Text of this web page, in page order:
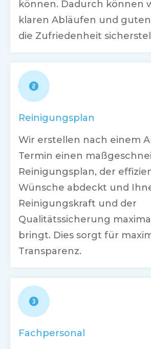
können. Dadurch können
klaren Abläufen und
die Zufriedenheit
Reinigungsplan
Wir erstellen nach einem
Termin einen
Reinigungsplan, der
Wünsche abdeckt und
Reinigungskraft und der
Qualitätssicherung
bringt. Dies sorgt für
Transparenz.
Fachpersonal